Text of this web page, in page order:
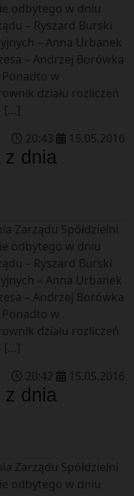
odbytego w dniu
– Ryszard Burski
– Anna Urbanek
– Andrzej Borówka
Ponadto w
działu rozliczeń
[…]
20:43 15.05.2016
z dnia
Zarządu Spółdzielni
odbytego w dniu
– Ryszard Burski
– Anna Urbanek
– Andrzej Borówka
Ponadto w
działu rozliczeń
[…]
20:42 15.05.2016
z dnia
Zarządu Spółdzielni
odbytego w dniu